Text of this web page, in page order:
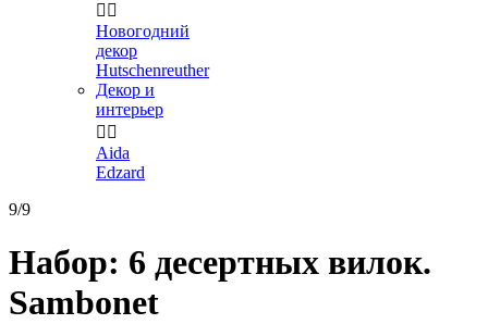
 
Новогодний
декор
Hutschenreuther
Декор и
интерьер
 
Aida
Edzard
9/9
Набор: 6 десертных вилок.
Sambonet